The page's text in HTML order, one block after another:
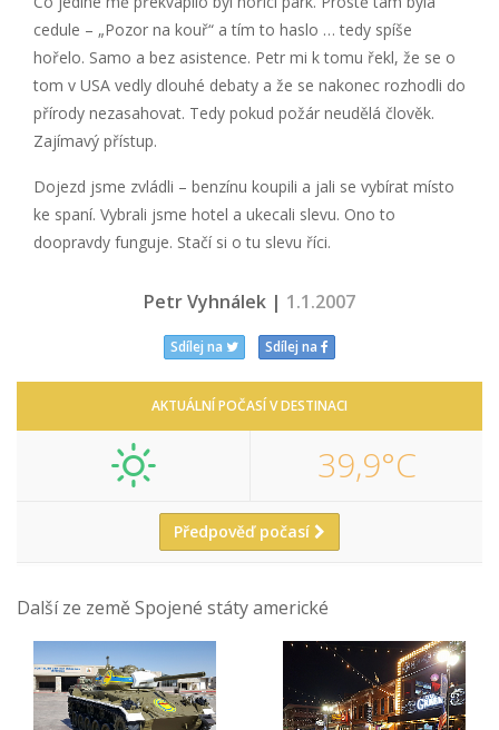
cedule – „Pozor na kouř“ a tím to haslo … tedy spíše
hořelo. Samo a bez asistence. Petr mi k tomu řekl, že se o
tom v USA vedly dlouhé debaty a že se nakonec rozhodli do
přírody nezasahovat. Tedy pokud požár neudělá člověk.
Zajímavý přístup.
Dojezd jsme zvládli – benzínu koupili a jali se vybírat místo
ke spaní. Vybrali jsme hotel a ukecali slevu. Ono to
doopravdy funguje. Stačí si o tu slevu říci.
Petr Vyhnálek | 1.1.2007
Sdílej na Sdílej na
AKTUÁLNÍ POČASÍ V DESTINACI
39,9°C
Předpověď počasí
Další ze země Spojené státy americké